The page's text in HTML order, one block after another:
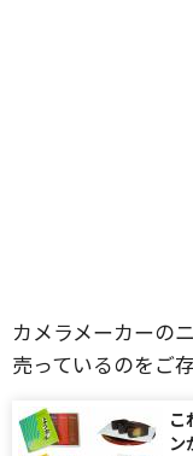
カメラメーカーの
売っているのをご
こ
ン